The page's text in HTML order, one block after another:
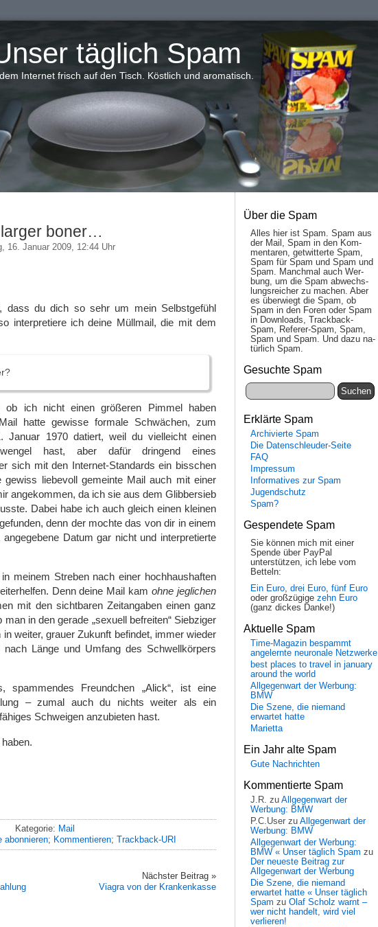
täglich Spam
Internet frisch auf den Tisch. Köstlich und aromatisch.
boner…
16. Januar 2009, 12:44 Uhr
dass du dich so sehr um mein Selbstgefühl
interpretiere ich deine Müllmail, die mit dem
ich nicht einen größeren Pimmel haben
hatte gewisse formale Schwächen, zum
Januar 1970 datiert, weil du vielleicht einen
hast, aber dafür dringend eines
sich mit den Internet-Standards ein bisschen
gewiss liebevoll gemeinte Mail auch mit einer
angekommen, da ich sie aus dem Glibbersieb
Dabei habe ich auch gleich einen kleinen
denn der mochte das von dir in einem
Datum gar nicht und interpretierte
meinem Streben nach einer hochhaushaften
Denn deine Mail kamohne jeglichen
mit den sichtbaren Zeitangaben einen ganz
in den gerade „sexuell befreiten“ Siebziger
weiter, grauer Zukunft befindet, immer wieder
Länge und Umfang des Schwellkörpers
spammendes Freundchen „Alick“, ist eine
– zumal auch du nichts weiter als ein
Schweigen anzubieten hast.
Kategorie: Mail
abonnieren; Kommentieren; Trackback-URI
Nächster Beitrag »
Viagra von der Krankenkasse
Über die Spam
Alles hier ist Spam. Spam aus
der Mail, Spam in den Kom­
men­taren, ge­twit­ter­te Spam,
Spam für Spam und Spam und
Spam. Manch­mal auch Wer­
bung, um die Spam ab­wechs­
lungs­reich­er zu mach­en. Aber
es über­wiegt die Spam, ob
Spam in den Fo­ren oder Spam
in Down­loads, Track­back-
Spam, Re­fe­rer-Spam, Spam,
Spam und Spam. Und da­zu na­
tür­lich Spam.
Gesuchte Spam
Erklärte Spam
Archivierte Spam
Die Datenschleuder-Seite
FAQ
Impressum
Informatives zur Spam
Jugendschutz
Spam?
Gespendete Spam
Sie können mich mit einer
Spende über PayPal
unterstützen, ich lebe vom
Betteln:
Ein Euro, drei Euro, fünf Euro
oder großzügige zehn Euro
(ganz dickes Danke!)
Aktuelle Spam
Time-Magazin bespammt
angelernte neuronale Netzwerke
best places to travel in january
around the world
Allgegenwart der Werbung:
BMW
Die Szene, die niemand
erwartet hatte
Marietta
Ein Jahr alte Spam
Gute Nachrichten
Kommentierte Spam
J.R. zu Allgegenwart der
Werbung: BMW
P.C.User zu Allgegenwart der
Werbung: BMW
Allgegenwart der Werbung:
BMW « Unser täglich Spam zu
Der neueste Beitrag zur
Allgegenwart der Werbung
Die Szene, die niemand
erwartet hatte « Unser täglich
Spam zu Olaf Scholz warnt –
wer nicht handelt, wird viel
verlieren!